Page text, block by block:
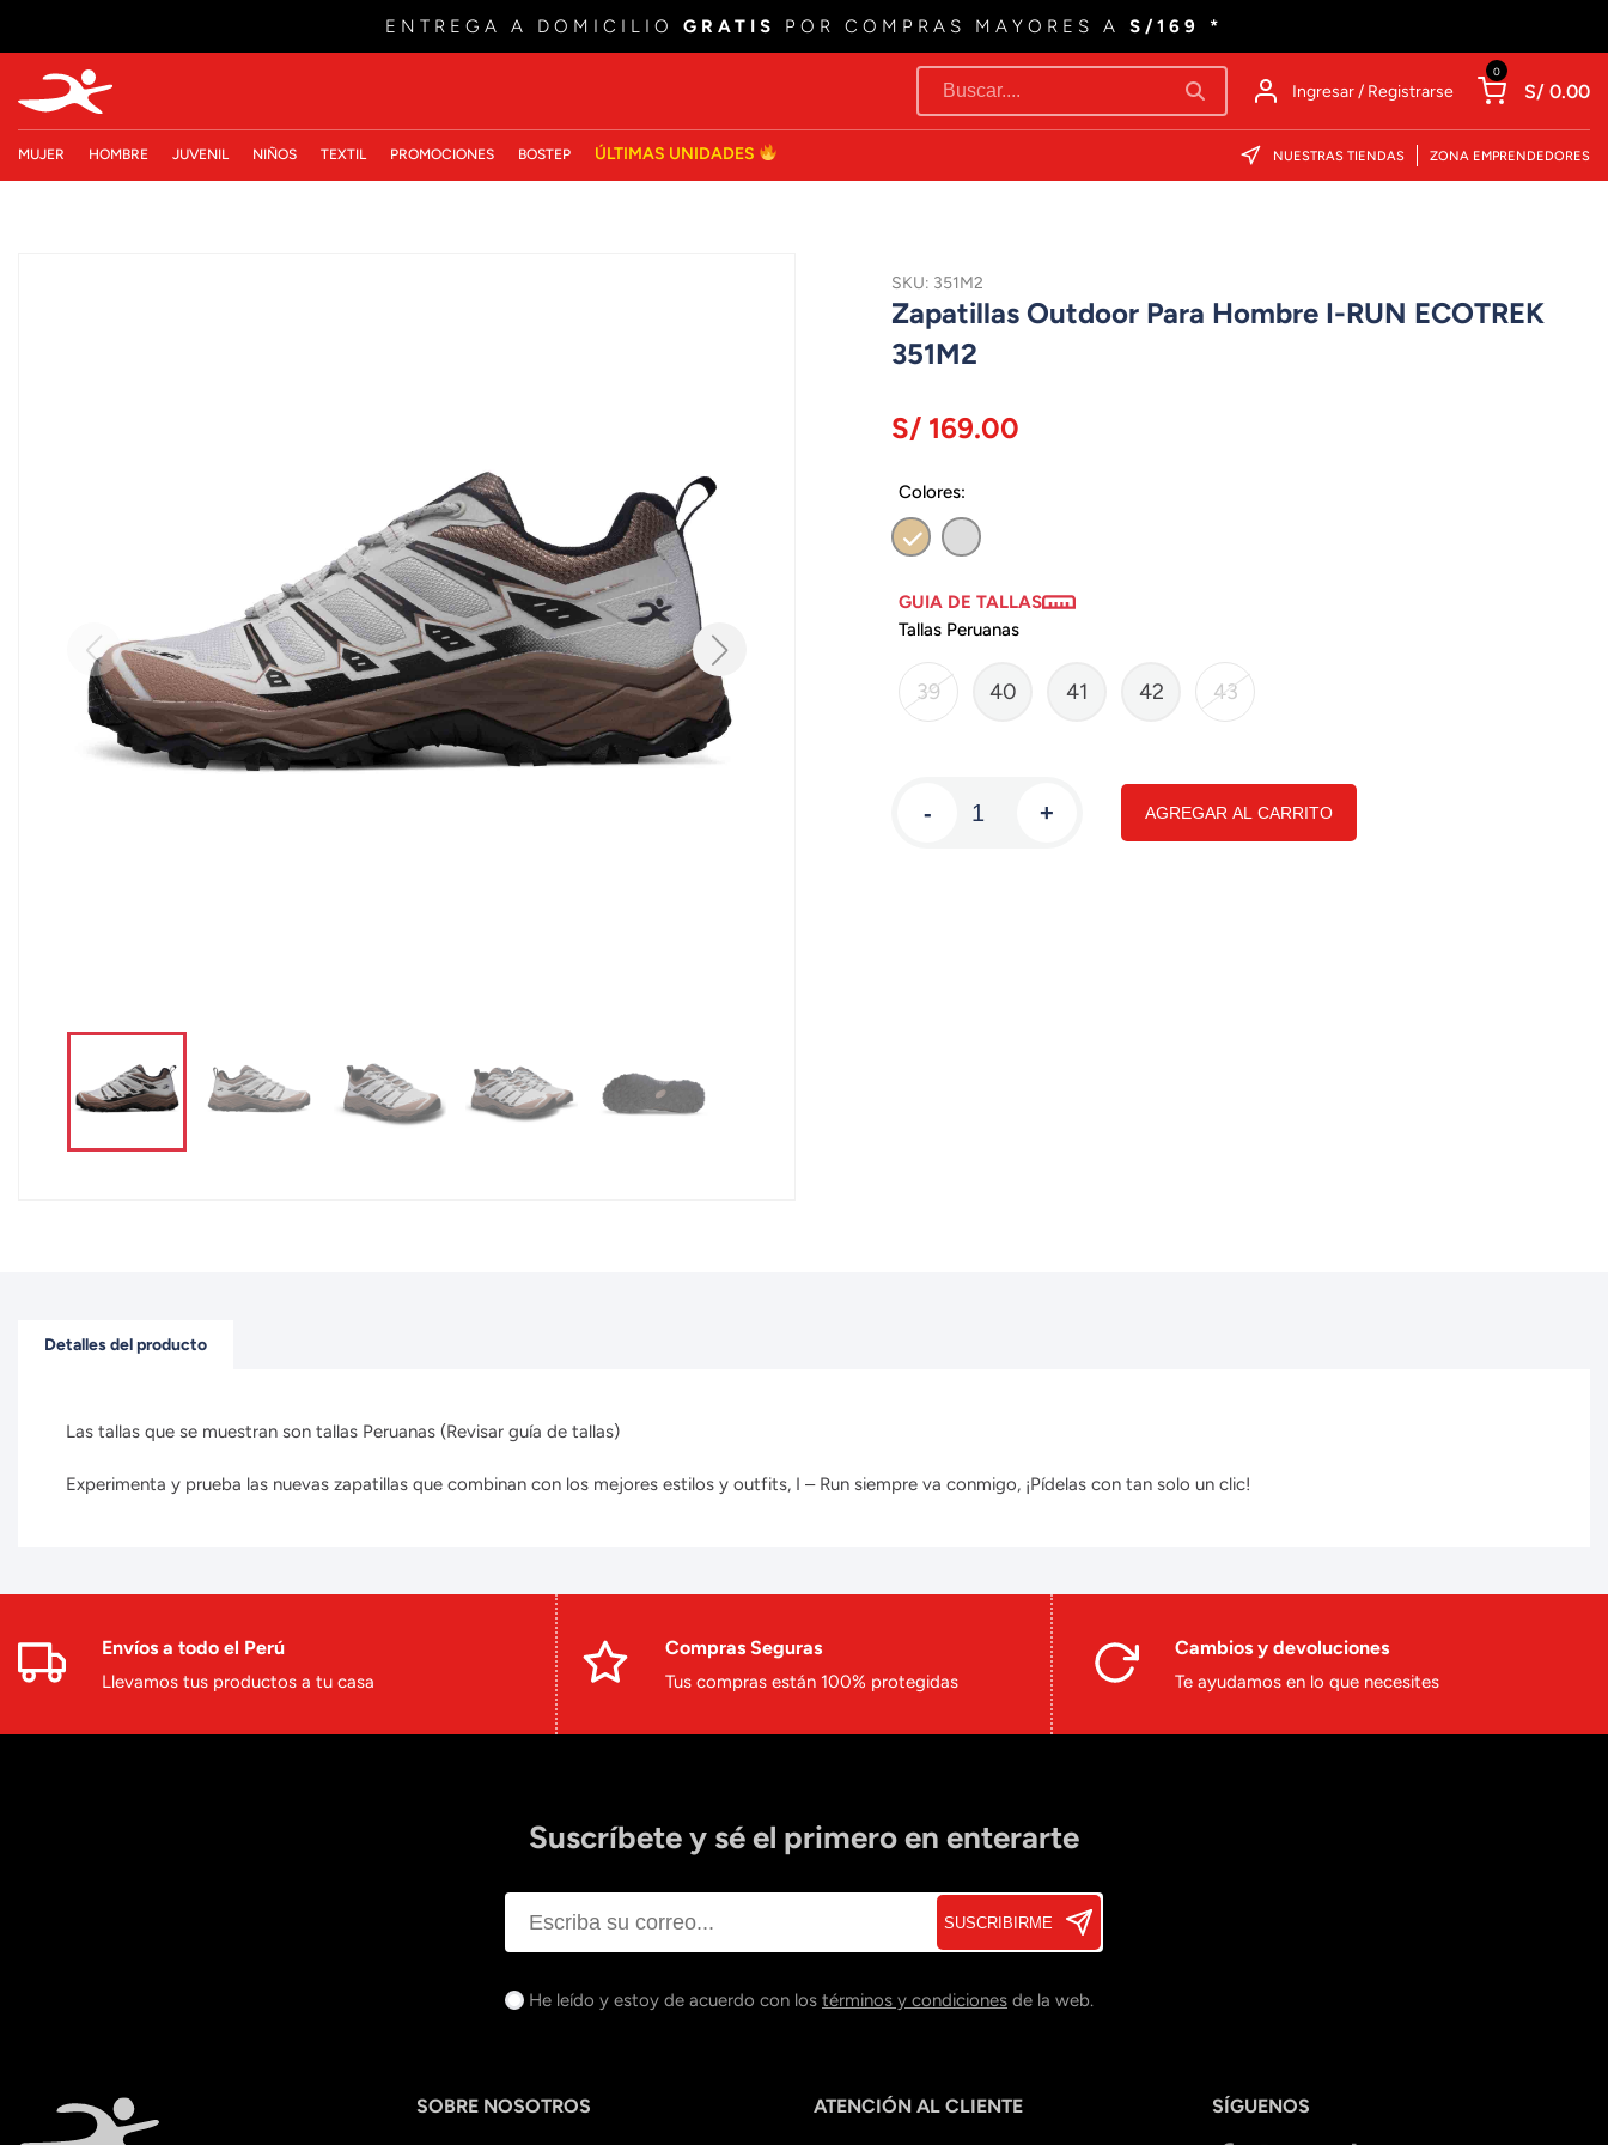
ENTREGA A DOMICILIO GRATIS POR COMPRAS MAYORES A S/169 *
Ingresar / Registrarse
0
S/ 0.00
MUJER HOMBRE JUVENIL NIÑOS TEXTIL PROMOCIONES BOSTEP ÚLTIMAS UNIDADES NUESTRAS TIENDAS ZONA EMPRENDEDORES
SKU: 351M2
Zapatillas Outdoor Para Hombre I-RUN ECOTREK
351M2
S/ 169.00
Colores:
GUIA DE TALLAS
Tallas Peruanas
39 40 41 42 43
- + AGREGAR AL CARRITO
Detalles del producto
Las tallas que se muestran son tallas Peruanas (Revisar guía de tallas)
Experimenta y prueba las nuevas zapatillas que combinan con los mejores estilos y outfits, I – Run siempre va conmigo, ¡Pídelas con tan solo un clic!
Envíos a todo el Perú
Llevamos tus productos a tu casa
Compras Seguras
Tus compras están 100% protegidas
Cambios y devoluciones
Te ayudamos en lo que necesites
Suscríbete y sé el primero en enterarte
SUSCRIBIRME
He leído y estoy de acuerdo con los términos y condiciones de la web.
SOBRE NOSOTROS ATENCIÓN AL CLIENTE SÍGUENOS